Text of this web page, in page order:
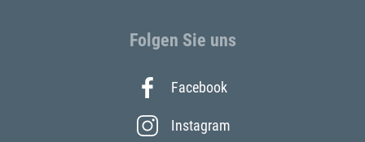
Folgen Sie uns
Facebook
Instagram